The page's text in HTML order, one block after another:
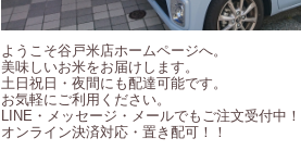
ようこそ谷戸米店ホームページへ。
美味しいお米をお届けします。
土日祝日・夜間にも配達可能です。
お気軽にご利用ください。
LINE・メッセージ・メールでもご注文受付中
オンライン決済対応・置き配可！！